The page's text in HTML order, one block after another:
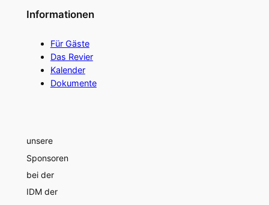
Informationen
Für Gäste
Das Revier
Kalender
Dokumente
unsere
Sponsoren
bei der
IDM der